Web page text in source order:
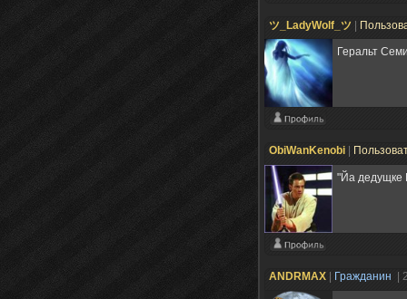
ツ_LadyWolf_ツ
Геральт
ObiWanKenobi
"Йа дедущке
ANDRMAX Гражданин |